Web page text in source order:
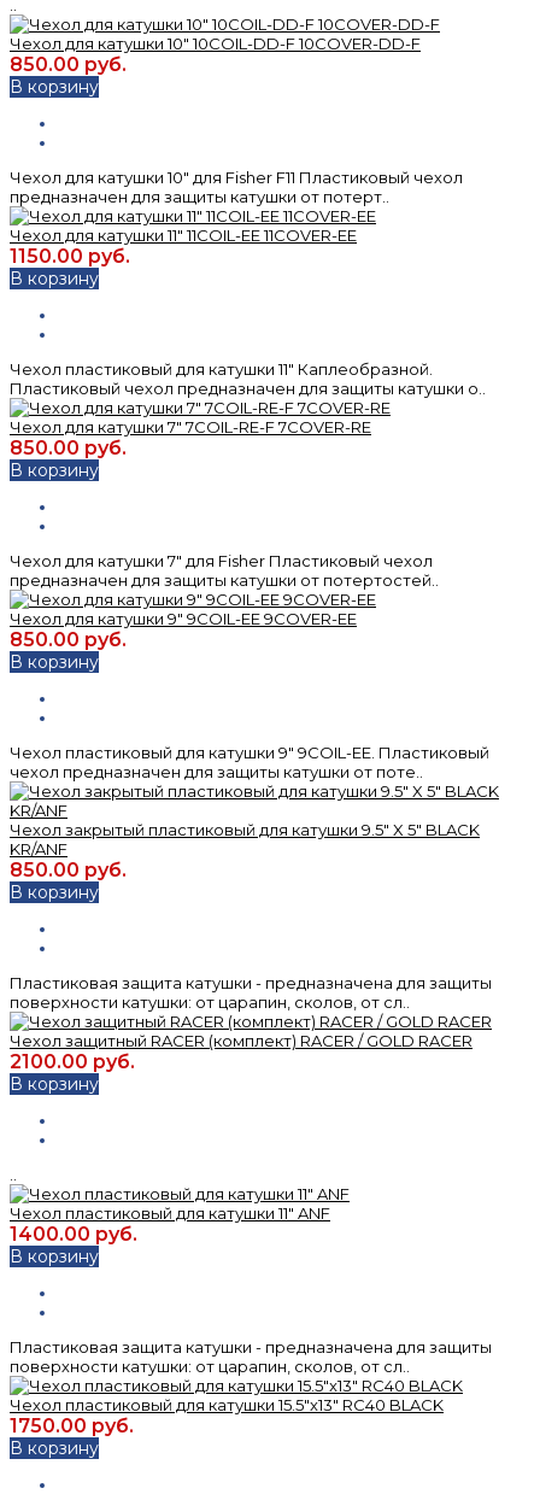
Чехол для катушки 10" 10COIL-DD-F 10COVER-DD-F
850.00 руб.
В корзину
Чехол для катушки 10" для Fisher F11 Пластиковый чехол
предназначен для защиты катушки от потерт..
Чехол для катушки 11" 11COIL-EE 11COVER-EE
1150.00 руб.
В корзину
Чехол пластиковый для катушки 11" Каплеобразной.
Пластиковый чехол предназначен для защиты катушки о..
Чехол для катушки 7" 7COIL-RE-F 7COVER-RE
850.00 руб.
В корзину
Чехол для катушки 7" для Fisher Пластиковый чехол
предназначен для защиты катушки от потертостей..
Чехол для катушки 9" 9COIL-EE 9COVER-EE
850.00 руб.
В корзину
Чехол пластиковый для катушки 9" 9COIL-EE. Пластиковый
чехол предназначен для защиты катушки от поте..
Чехол закрытый пластиковый для катушки 9.5" X 5" BLACK
KR/ANF
850.00 руб.
В корзину
Пластиковая защита катушки - предназначена для защиты
поверхности катушки: от царапин, сколов, от сл..
Чехол защитный RACER (комплект) RACER / GOLD RACER
2100.00 руб.
В корзину
Чехол пластиковый для катушки 11" ANF
1400.00 руб.
В корзину
Пластиковая защита катушки - предназначена для защиты
поверхности катушки: от царапин, сколов, от сл..
Чехол пластиковый для катушки 15.5"x13" RC40 BLACK
1750.00 руб.
В корзину